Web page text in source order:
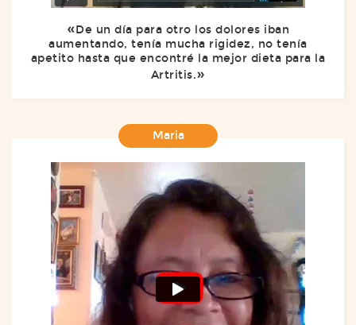
De un día para otro los dolores iban
aumentando, tenía mucha rigidez, no tenía
apetito hasta que encontré la mejor dieta para la
Artritis.
Maria